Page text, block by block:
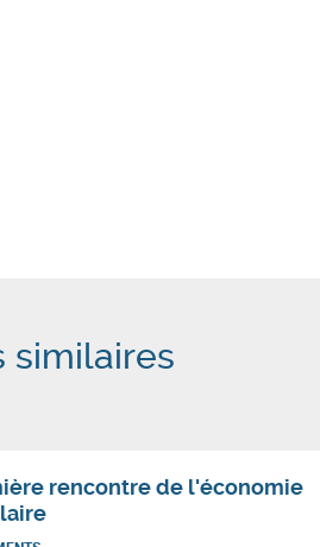
similaires
rencontre de l'économie